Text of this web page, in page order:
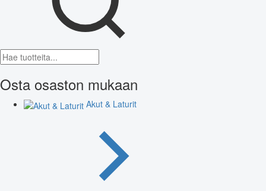
Osta osaston mukaan
Akut & Laturit